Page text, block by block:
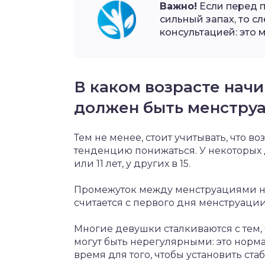
Важно! Если перед
сильный запах, то
консультацией:
В каком возрасте
должен быть
Тем не менее, стоит учитывать, что
тенденцию понижаться. У некоторых
или 11 лет, у других в 15.
Промежуток между менструациями
считается с первого дня
Многие девушки сталкиваются с
могут быть нерегулярными: это
время для того, чтобы установить